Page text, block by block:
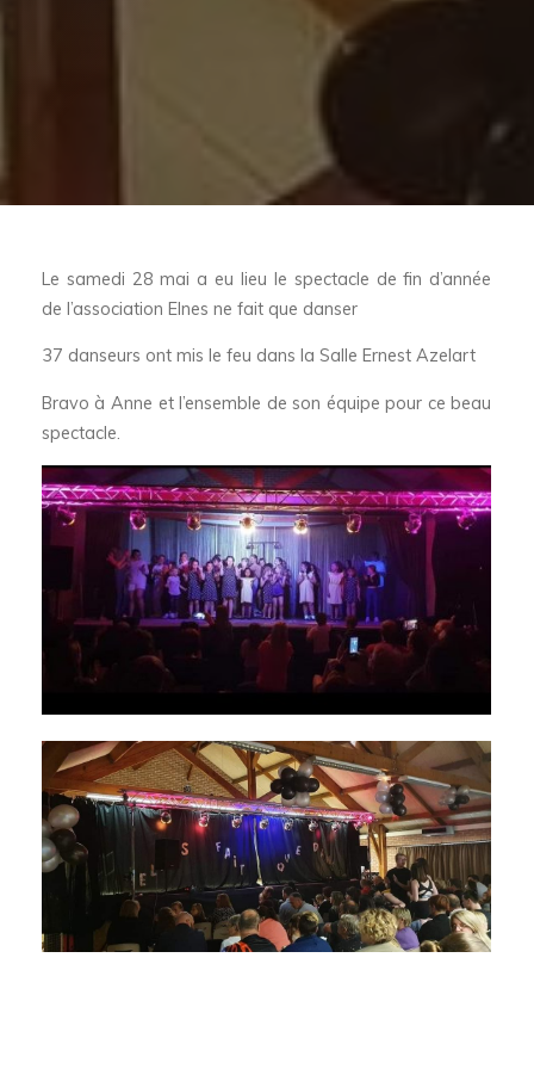
Le samedi 28 mai a eu lieu le spectacle de fin d’année
de l’association Elnes ne fait que danser
37 danseurs ont mis le feu dans la Salle Ernest Azelart
Bravo à Anne et l’ensemble de son équipe pour ce beau
spectacle.